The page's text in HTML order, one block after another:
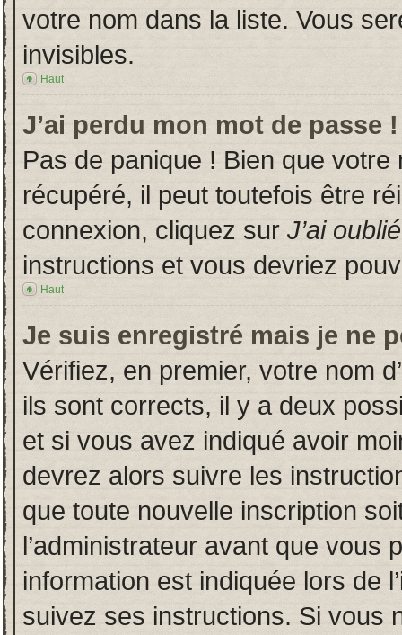
votre nom dans la liste. Vous
invisibles.
Haut
J’ai perdu mon mot de passe !
Pas de panique ! Bien que
récupéré, il peut toutefois être
connexion, cliquez sur J’ai
instructions et vous devriez
Haut
Je suis enregistré mais je ne
Vérifiez, en premier, votre nom
ils sont corrects, il y a deux
et si vous avez indiqué avoir
devrez alors suivre les
que toute nouvelle inscription
l’administrateur avant que vous
information est indiquée lors de
suivez ses instructions. Si vous